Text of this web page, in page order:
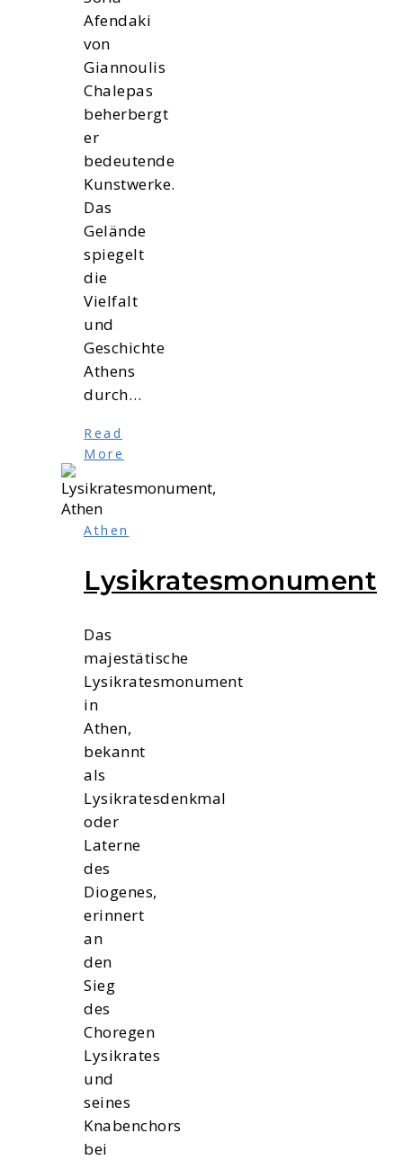
Afendaki
von
Giannoulis
Chalepas
beherbergt
er
bedeutende
Kunstwerke.
Das
Gelände
spiegelt
die
Vielfalt
und
Geschichte
Athens
durch…
Read
More
Athen
Lysikratesmonument
Das
majestätische
Lysikratesmonument
in
Athen,
bekannt
als
Lysikratesdenkmal
oder
Laterne
des
Diogenes,
erinnert
an
den
Sieg
des
Choregen
Lysikrates
und
seines
Knabenchors
bei